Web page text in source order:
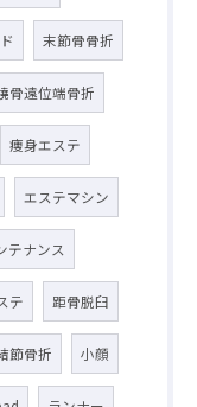
末節骨骨折
骨遠位端骨折
痩身エステ
エステマシン
テナンス
テ 距骨脱臼
節骨折 小顔